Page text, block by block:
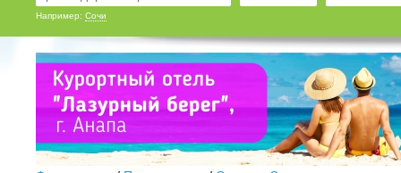
Например: Сочи